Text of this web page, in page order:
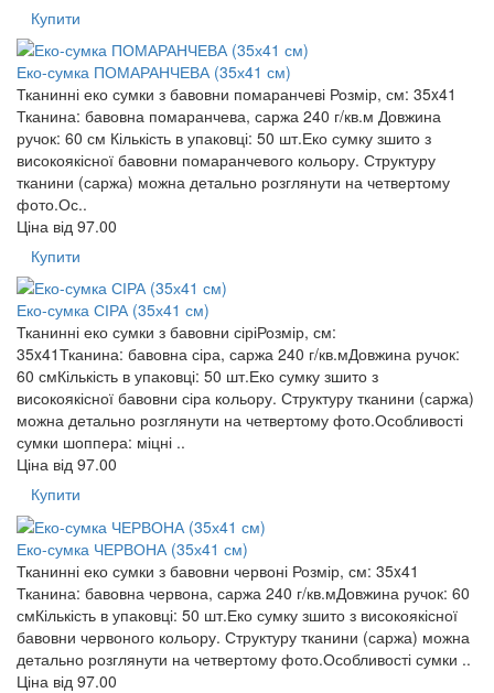
Купити
Еко-сумка ПОМАРАНЧЕВА (35х41 см)
Тканинні еко сумки з бавовни помаранчеві Розмір, см: 35x41
Тканина: бавовна помаранчева, саржа 240 г/кв.м Довжина
ручок: 60 см Кількість в упаковці: 50 шт.Еко сумку зшито з
високоякісної бавовни помаранчевого кольору. Структуру
тканини (саржа) можна детально розглянути на четвертому
фото.Ос..
Ціна від 97.00
Купити
Еко-сумка СІРА (35х41 см)
Тканинні еко сумки з бавовни сіріРозмір, см:
35x41Тканина: бавовна сіра, саржа 240 г/кв.мДовжина ручок:
60 смКількість в упаковці: 50 шт.Еко сумку зшито з
високоякісної бавовни сіра кольору. Структуру тканини (саржа)
можна детально розглянути на четвертому фото.Особливості
сумки шоппера: міцні ..
Ціна від 97.00
Купити
Еко-сумка ЧЕРВОНА (35х41 см)
Тканинні еко сумки з бавовни червоні Розмір, см: 35x41
Тканина: бавовна червона, саржа 240 г/кв.мДовжина ручок: 60
смКількість в упаковці: 50 шт.Еко сумку зшито з високоякісної
бавовни червоного кольору. Структуру тканини (саржа) можна
детально розглянути на четвертому фото.Особливості сумки ..
Ціна від 97.00